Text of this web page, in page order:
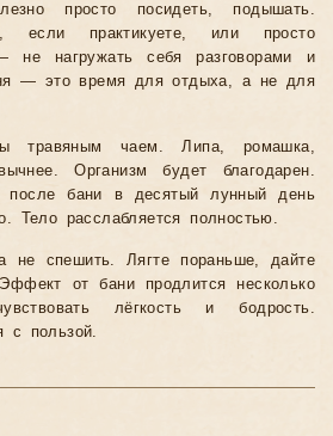
просто посидеть, подышать.
если практикуете, или просто
не нагружать себя разговорами и
— это время для отдыха, а не для
травяным чаем. Липа, ромашка,
Организм будет благодарен.
после бани в десятый лунный день
Тело расслабляется полностью.
не спешить. Лягте пораньше, дайте
от бани продлится несколько
лёгкость и бодрость.
с пользой.